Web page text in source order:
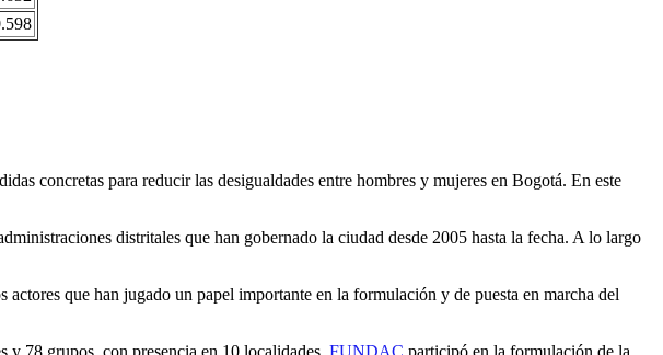
concretas para reducir las desigualdades entre hombres y mujeres en Bogotá. En este
distritales que han gobernado la ciudad desde 2005 hasta la fecha. A lo largo
actores que han jugado un papel importante en la formulación y de puesta en marcha del
78 grupos, con presencia en 10 localidades. FUNDAC participó en la formulación de la